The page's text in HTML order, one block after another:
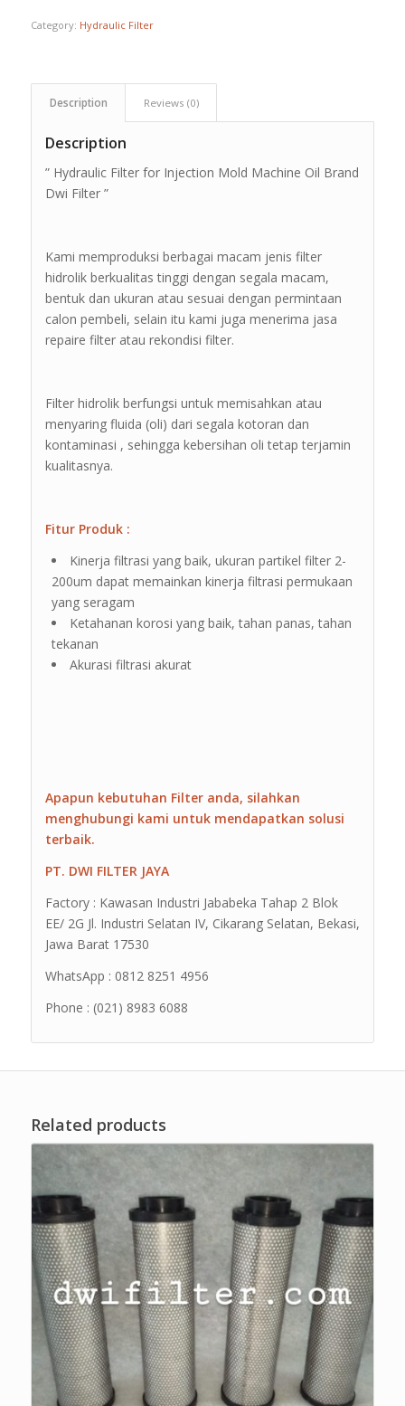
Category: Hydraulic Filter
Description Reviews (0)
Description
” Hydraulic Filter for Injection Mold Machine Oil Brand
Dwi Filter ”
Kami memproduksi berbagai macam jenis filter
hidrolik berkualitas tinggi dengan segala macam,
bentuk dan ukuran atau sesuai dengan permintaan
calon pembeli, selain itu kami juga menerima jasa
repaire filter atau rekondisi filter.
Filter hidrolik berfungsi untuk memisahkan atau
menyaring fluida (oli) dari segala kotoran dan
kontaminasi , sehingga kebersihan oli tetap terjamin
kualitasnya.
Fitur Produk :
Kinerja filtrasi yang baik, ukuran partikel filter 2-
200um dapat memainkan kinerja filtrasi permukaan
yang seragam
Ketahanan korosi yang baik, tahan panas, tahan
tekanan
Akurasi filtrasi akurat
Apapun kebutuhan Filter anda, silahkan
menghubungi kami untuk mendapatkan solusi
terbaik.
PT. DWI FILTER JAYA
Factory : Kawasan Industri Jababeka Tahap 2 Blok
EE/ 2G Jl. Industri Selatan IV, Cikarang Selatan, Bekasi,
Jawa Barat 17530
WhatsApp : 0812 8251 4956
Phone : (021) 8983 6088
Related products